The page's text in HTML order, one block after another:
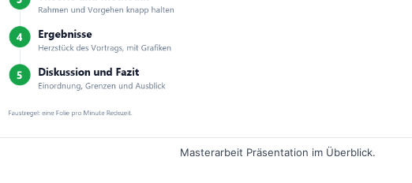
Masterarbeit Präsentation im Überblick.